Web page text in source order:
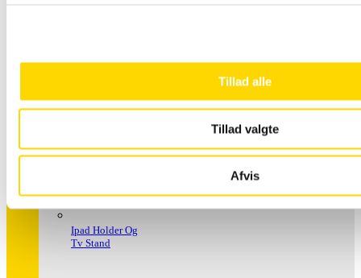
Tillad alle
Tillad valgte
Afvis
Ipad Holder Og
Tv Stand